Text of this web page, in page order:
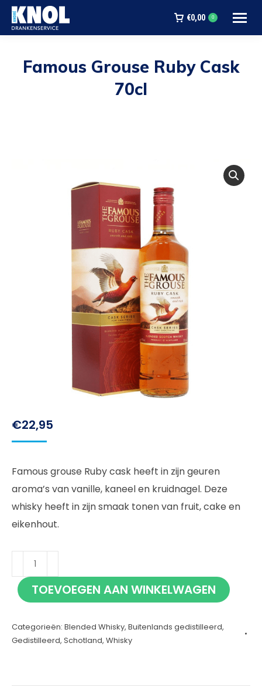
€0,00 0
Famous Grouse Ruby Cask
70cl
€22,95
Famous grouse Ruby cask heeft in zijn geuren
aroma’s van vanille, kaneel en kruidnagel. Deze
whisky heeft in zijn smaak tonen van fruit, cake en
eikenhout.
Famous
Grouse
Ruby
70cl
aantal
TOEVOEGEN AAN WINKELWAGEN
Categorieën: Blended Whisky, Buitenlands gedistilleerd,
Gedistilleerd, Schotland, Whisky